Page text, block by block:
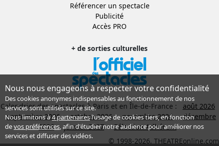
Référencer un spectacle
Publicité
Accès PRO
+ de sorties culturelles
Calendrier des spectacles à Paris et en Île-de-France :
août 2026
septembre 2026
octobre 2026 novembre 2026
décembre
2026
janvier 2027
Sélection Adhérent
© 1998-2026, THEATREonline.com
Nous nous engageons à respecter votre confidentialité
Des cookies anonymes indispensables au fonctionnement de nos
services sont utilisés sur ce site.
Nous limitons à4 partenairesl’usage de cookies tiers, en fonction
devos préférences, afin d'étudier notre audience pour améliorer nos
services et diffuser des vidéos.